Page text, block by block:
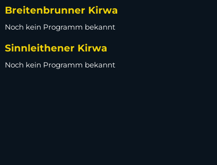
Breitenbrunner Kirwa
Noch kein Programm bekannt
Sinnleithener Kirwa
Noch kein Programm bekannt